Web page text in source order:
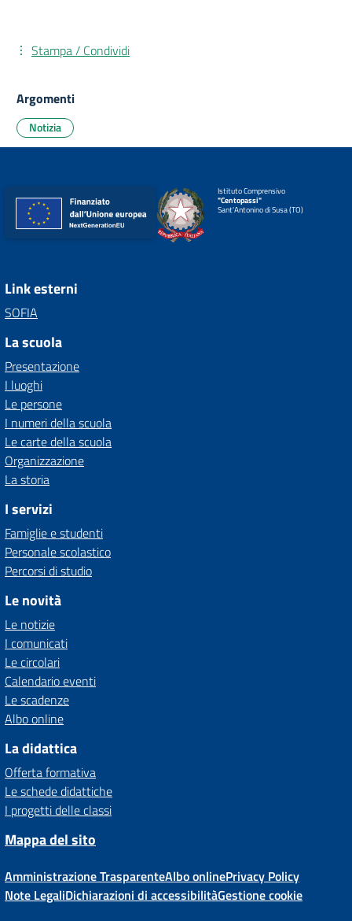
Stampa / Condividi
Argomenti
Notizia
Istituto Comprensivo
"Centopassi"
Sant'Antonino di Susa (TO)
Link esterni
SOFIA
La scuola
Presentazione
I luoghi
Le persone
I numeri della scuola
Le carte della scuola
Organizzazione
La storia
I servizi
Famiglie e studenti
Personale scolastico
Percorsi di studio
Le novità
Le notizie
I comunicati
Le circolari
Calendario eventi
Le scadenze
Albo online
La didattica
Offerta formativa
Le schede didattiche
I progetti delle classi
Mappa del sito
Amministrazione TrasparenteAlbo onlinePrivacy Policy
Note LegaliDichiarazioni di accessibilitàGestione cookie